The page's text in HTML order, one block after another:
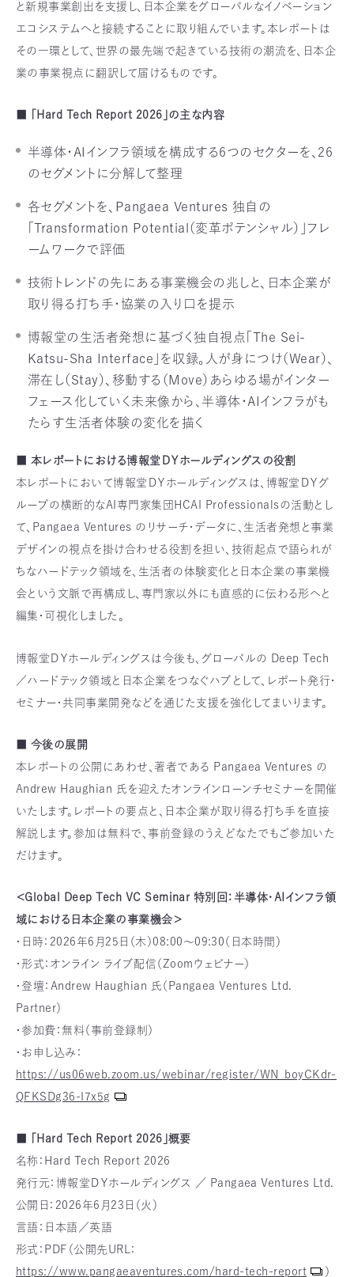
と新規事業創出を支援し、日本企業をグローバルなイノベーション
エコシステムへと接続することに取り組んでいます。本レポートは
その一環として、世界の最先端で起きている技術の潮流を、日本企
業の事業視点に翻訳して届けるものです。
■ 「Hard Tech Report 2026」の主な内容
半導体・AIインフラ領域を構成する6つのセクターを、26
のセグメントに分解して整理
各セグメントを、Pangaea Ventures 独自の
「Transformation Potential（変革ポテンシャル）」フレ
ームワークで評価
技術トレンドの先にある事業機会の兆しと、日本企業が
取り得る打ち手・協業の入り口を提示
博報堂の生活者発想に基づく独自視点「The Sei-
Katsu-Sha Interface」を収録。人が身につけ（Wear）、
滞在し（Stay）、移動する（Move）あらゆる場がインター
フェース化していく未来像から、半導体・AIインフラがも
たらす生活者体験の変化を描く
■ 本レポートにおける博報堂ＤＹホールディングスの役割
本レポートにおいて博報堂ＤＹホールディングスは、博報堂ＤＹグ
ループの横断的なAI専門家集団HCAI Professionalsの活動とし
て、Pangaea Ventures のリサーチ・データに、生活者発想と事業
デザインの視点を掛け合わせる役割を担い、技術起点で語られが
ちなハードテック領域を、生活者の体験変化と日本企業の事業機
会という文脈で再構成し、専門家以外にも直感的に伝わる形へと
編集・可視化しました。
博報堂ＤＹホールディングスは今後も、グローバルの Deep Tech
／ハードテック領域と日本企業をつなぐハブとして、レポート発行・
セミナー・共同事業開発などを通じた支援を強化してまいります。
■ 今後の展開
本レポートの公開にあわせ、著者である Pangaea Ventures の
Andrew Haughian 氏を迎えたオンラインローンチセミナーを開催
いたします。レポートの要点と、日本企業が取り得る打ち手を直接
解説します。参加は無料で、事前登録のうえどなたでもご参加いた
だけます。
＜Global Deep Tech VC Seminar 特別回：半導体・AIインフラ領
域における日本企業の事業機会＞
・日時：2026年6月25日（木）08:00〜09:30（日本時間）
・形式：オンライン ライブ配信（Zoomウェビナー）
・登壇：Andrew Haughian 氏（Pangaea Ventures Ltd.
Partner）
・参加費：無料（事前登録制）
・お申し込み：
https://us06web.zoom.us/webinar/register/WN_boyCKdr-
QFKSDg36-I7x5g
■ 「Hard Tech Report 2026」概要
名称：Hard Tech Report 2026
発行元：博報堂ＤＹホールディングス ／ Pangaea Ventures Ltd.
公開日：2026年6月23日（火）
言語：日本語／英語
形式：PDF（公開先URL：
https://www.pangaeaventures.com/hard-tech-report
）